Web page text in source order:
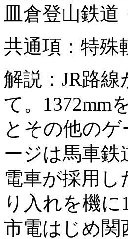
皿倉登山鉄
共通項：特殊
解説：JR路
て。1372mm
とその他のゲ
ージは馬車鉄
電車が採用
り入れを機に
市電はじめ関